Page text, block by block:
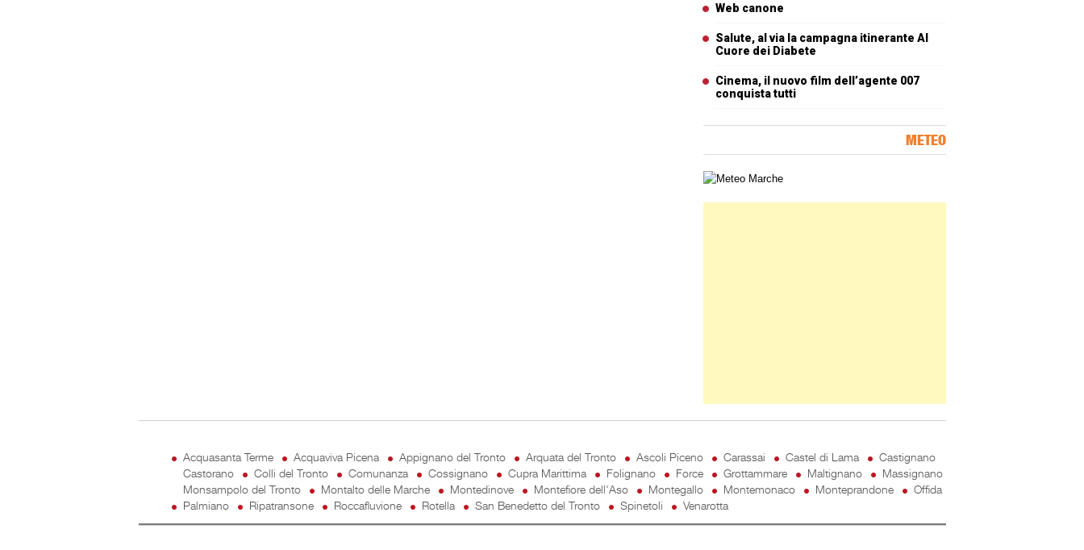
Web canone
Salute, al via la campagna itinerante Al
Cuore dei Diabete
Cinema, il nuovo film dell’agente 007
conquista tutti
METEO
Carta meteorologica delle Marche
Acquasanta Terme Acquaviva Picena Appignano del Tronto Arquata del Tronto Ascoli Piceno Carassai Castel di Lama
Castignano
Castorano
Colli del Tronto Comunanza Cossignano Cupra Marittima Folignano Force Grottammare Maltignano
Massignano
Monsampolo del Tronto
Montalto delle Marche Montedinove Montefiore dell'Aso Montegallo Montemonaco Monteprandone
Offida
Palmiano
Ripatransone Roccafluvione Rotella San Benedetto del Tronto Spinetoli Venarotta